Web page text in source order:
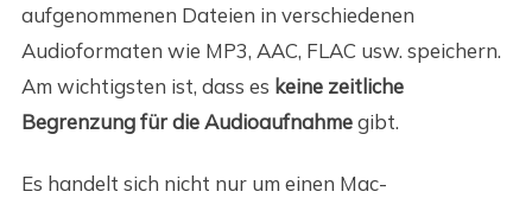
aufgenommenen Dateien in verschiedenen
Audioformaten wie MP3, AAC, FLAC usw. speichern.
Am wichtigsten ist, dass es keine zeitliche
Begrenzung für die Audioaufnahmegibt.
Es handelt sich nicht nur um einen Mac-